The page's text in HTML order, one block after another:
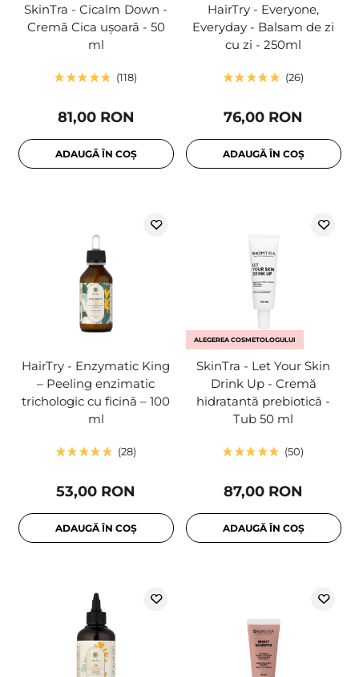
SkinTra - Cicalm Down -
Cremă Cica ușoară - 50
ml
118
81,00 RON
ADAUGĂ ÎN COȘ
HairTry - Everyone,
Everyday - Balsam de zi
cu zi - 250ml
26
76,00 RON
ADAUGĂ ÎN COȘ
HairTry - Enzymatic King
– Peeling enzimatic
trichologic cu ficină – 100
ml
28
53,00 RON
ADAUGĂ ÎN COȘ
ALEGEREA COSMETOLOGULUI
SkinTra - Let Your Skin
Drink Up - Cremă
hidratantă prebiotică -
Tub 50 ml
50
87,00 RON
ADAUGĂ ÎN COȘ